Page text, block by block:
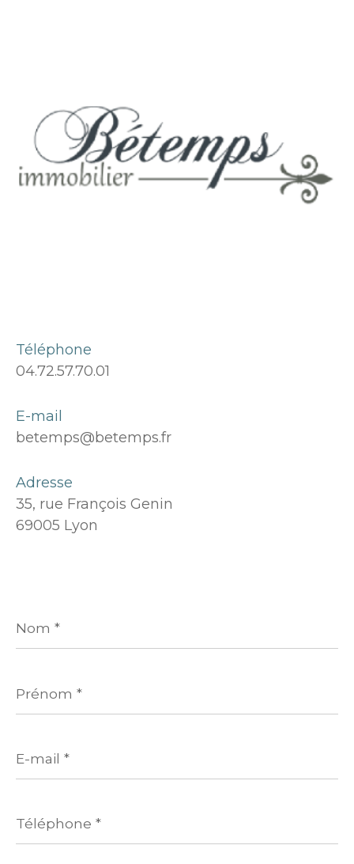
Téléphone
04.72.57.70.01
E-mail
betemps@betemps.fr
Adresse
35, rue François Genin
69005 Lyon
*
*
mail
*
*